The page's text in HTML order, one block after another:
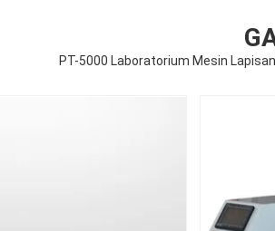
PT-5000 Laboratorium Mesin